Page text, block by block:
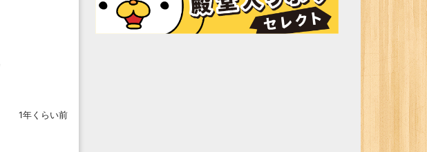
1年くらい前